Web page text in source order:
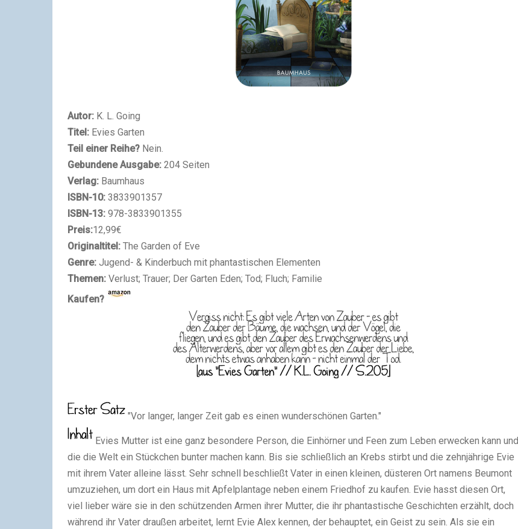
Autor: K. L. Going
Titel: Evies Garten
Teil einer Reihe? Nein.
Gebundene Ausgabe: 204 Seiten
Verlag: Baumhaus
ISBN-10: 3833901357
ISBN-13: 978-3833901355
Preis:12,99€
Originaltitel: The Garden of Eve
Genre: Jugend- & Kinderbuch mit phantastischen Elementen
Themen: Verlust; Trauer; Der Garten Eden; Tod; Fluch; Familie
Kaufen?
"Vor langer, langer Zeit gab es einen wunderschönen Garten."
Evies Mutter ist eine ganz besondere Person, die Einhörner und Feen zum Leben erwecken kann und
die die Welt ein Stückchen bunter machen kann. Bis sie schließlich an Krebs stirbt und die zehnjährige Evie
mit ihrem Vater alleine lässt. Sehr schnell beschließt Vater in einen kleinen, düsteren Ort namens Beumont
umzuziehen, um dort ein Haus mit Apfelplantage neben einem Friedhof zu kaufen. Evie hasst diesen Ort,
viel lieber wäre sie in den schützenden Armen ihrer Mutter, die ihr phantastische Geschichten erzählt, doch
während ihr Vater draußen arbeitet, lernt Evie Alex kennen, der behauptet, ein Geist zu sein. Als sie ein